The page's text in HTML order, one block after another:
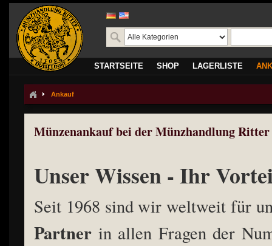
STARTSEITE SHOP LAGERLISTE
Ankauf
Münzenankauf bei der Münzhandlung
Unser Wissen - Ihr
Seit 1968 sind wir weltweit für
Partner in allen Fragen der